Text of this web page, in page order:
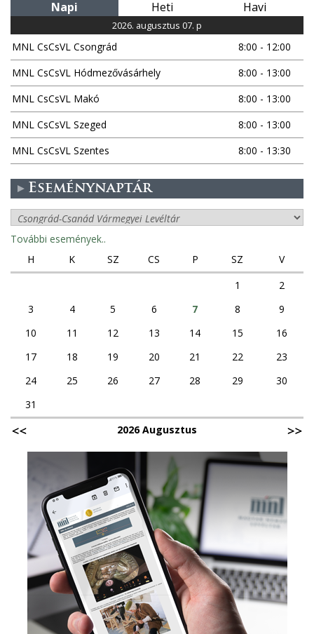
Napi Heti Havi
2026. augusztus 07. p
MNL CsCsVL Csongrád
8:00 - 12:00
MNL CsCsVL Hódmezővásárhely
8:00 - 13:00
MNL CsCsVL Makó
8:00 - 13:00
MNL CsCsVL Szeged
8:00 - 13:00
MNL CsCsVL Szentes
8:00 - 13:30
Eseménynaptár
További események..
H
K SZ CS P SZ
V
1
2
3
4 5 6 7 8
9
10
11 12 13 14 15
16
17
18 19 20 21 22
23
24
25 26 27 28 29
30
31
2026 Augusztus